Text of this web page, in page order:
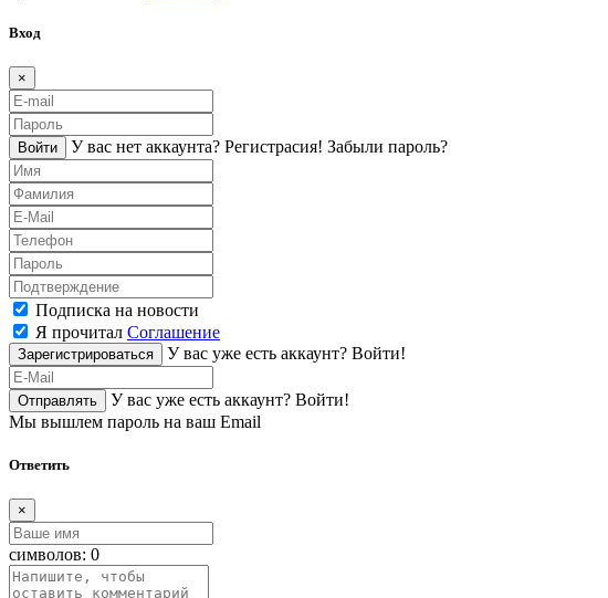
Вход
×
Войти У вас нет аккаунта? Регистраcия! Забыли пароль?
Подписка на новости
Я прочитал Соглашение
Зарегистрироваться У вас уже есть аккаунт? Войти!
Отправлять У вас уже есть аккаунт? Войти!
Мы вышлем пароль на ваш Email
Ответить
×
символов: 0